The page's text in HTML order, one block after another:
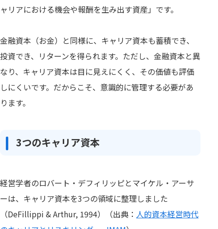
ャリアにおける機会や報酬を生み出す資産」です。
金融資本（お金）と同様に、キャリア資本も蓄積でき、
投資でき、リターンを得られます。ただし、金融資本と異
なり、キャリア資本は目に見えにくく、その価値も評価
しにくいです。だからこそ、意識的に管理する必要があ
ります。
3つのキャリア資本
経営学者のロバート・デフィリッピとマイケル・アーサ
ーは、キャリア資本を3つの領域に整理しました
（DeFillippi & Arthur, 1994）（出典： 人的資本経営時代